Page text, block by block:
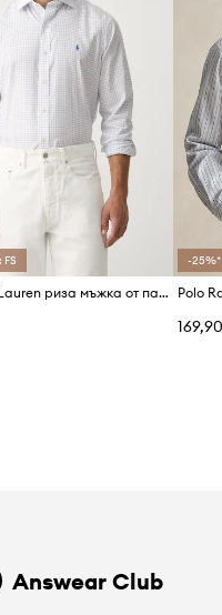
Polo Ralph Lauren риза мъжка от памук
-25%*
Answear Club